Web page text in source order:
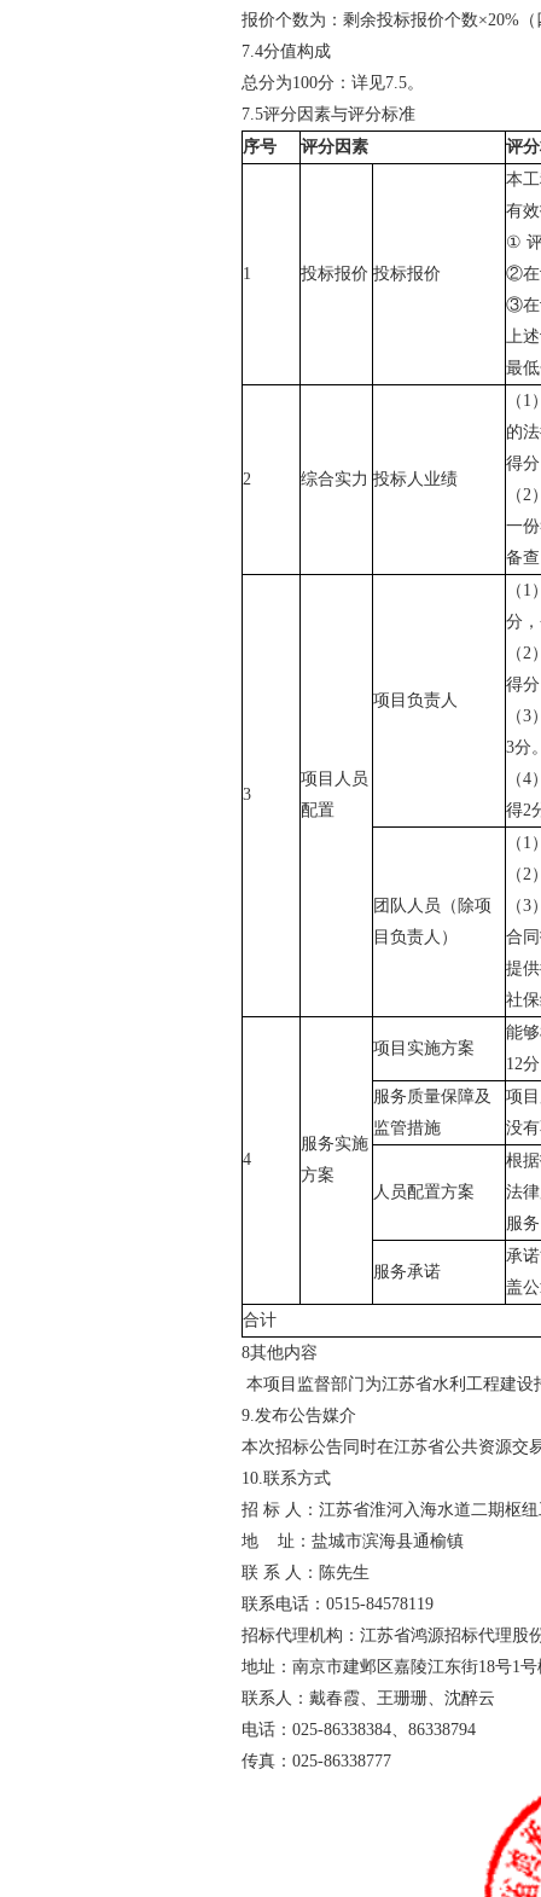
报价个数为：剩余投标报价个数×20%
7.4分值构成
总分为100分： 详见7.5。
7.5评分因素与评分标准
序号 评分因素 评
1 投标报价 投标报价
本
有
①
②在
③在
上
最
2 综合实力 投标人业绩
（ 1
的
得
（2
一
备
3
项目人员
配置
项目负责人
（ 1
分
（2
得
（3
3分
（4
得2
团队人员 （除项
目负责人）
（ 1
（2
（3
合
提
社
4
服务实施
方案
项目实施方案
能
12分
服务质量保障及
监管措施
项
没
人员配置方案
根
法
服
服务承诺
承
盖
合计
8其他内容
本项目监督部门为江苏省水利工程建
9.发布公告媒介
本次招标公告同时在江苏省公共资源交
10.联系方式
招 标 人：江苏省淮河入海水道二期枢
地
址：盐城市滨海县通榆镇
联 系 人：陈先生
联系电话： 0515-84578119
招标代理机构：江苏省鸿源招标代理股
地址：南京市建邺区嘉陵江东街18号1号
联系人：戴春霞、王珊珊、沈醉云
电话： 025-86338384、 86338794
传真： 025-86338777